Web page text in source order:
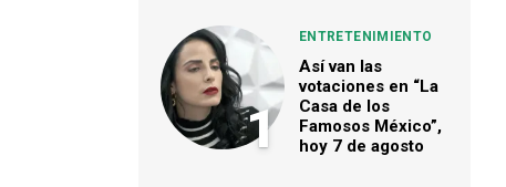
1
ENTRETENIMIENTO
Así van las
votaciones en “La
Casa de los
Famosos México”,
hoy 7 de agosto